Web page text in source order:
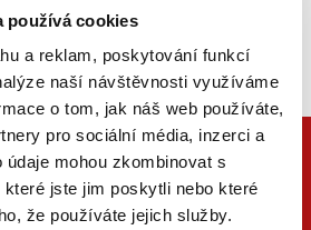
používá cookies
a reklam, poskytování funkcí
naší návštěvnosti využíváme
o tom, jak náš web používáte,
pro sociální média, inzerci a
mohou zkombinovat s
jste jim poskytli nebo které
že používáte jejich služby.
online
unikátní informační systém.
aktuální, vždy online.